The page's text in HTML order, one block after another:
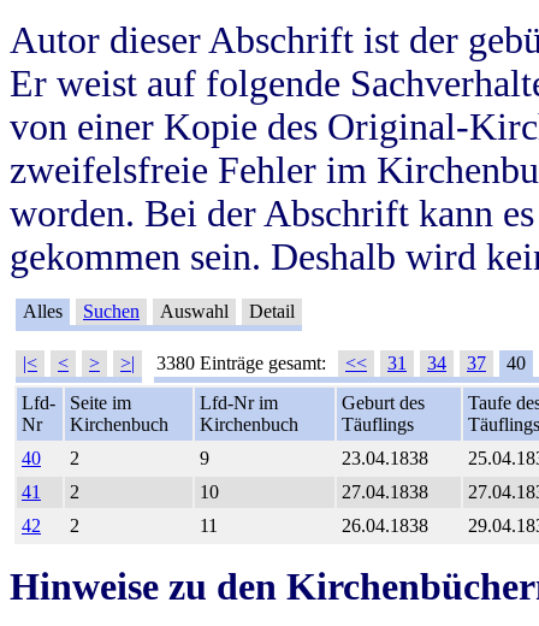
Autor dieser Abschrift ist der
Er weist auf folgende
von einer Kopie des Original-
zweifelsfreie Fehler im
worden. Bei der Abschrift kann
gekommen sein. Deshalb wird
Alles Suchen Auswahl Detail
|< < > >| 3380 Einträge gesamt: << 31 34 37
40
Lfd-
Nr
Seite im
Kirchenbuch
Lfd-Nr im
Kirchenbuch
Geburt des
Täuflings
Taufe
Täuflings
40
2 9 23.04.1838
41
2 10 27.04.1838
42
2 11 26.04.1838
Hinweise zu den